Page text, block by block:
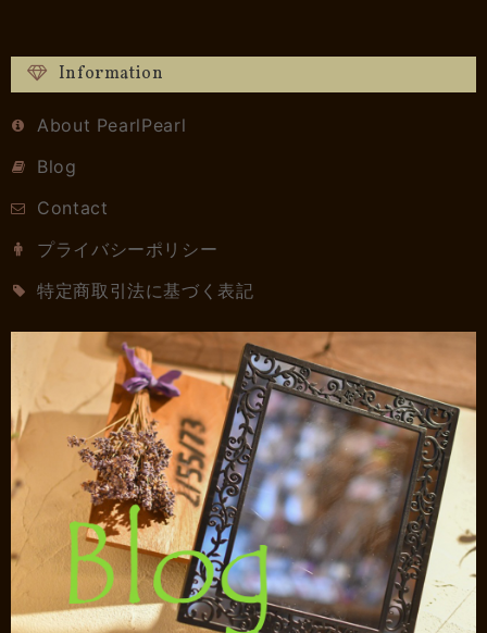
Information
About PearlPearl
Blog
Contact
プライバシーポリシー
特定商取引法に基づく表記